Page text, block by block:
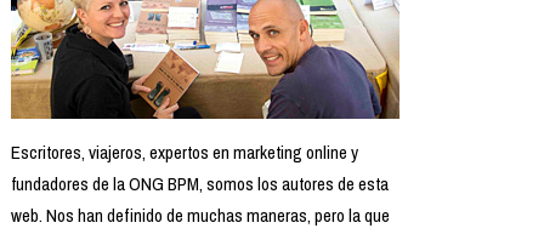
Escritores, viajeros, expertos en marketing online y
fundadores de la ONG BPM, somos los autores de esta
web. Nos han definido de muchas maneras, pero la que